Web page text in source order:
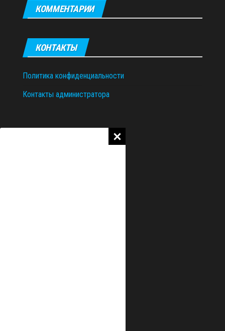
КОММЕНТАРИИ
КОНТАКТЫ
Политика конфиденциальности
Контакты администратора